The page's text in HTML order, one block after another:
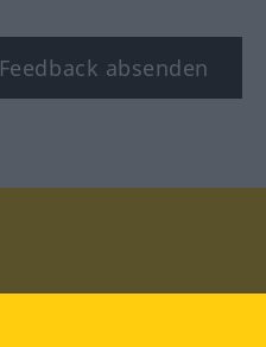
Feedback absenden